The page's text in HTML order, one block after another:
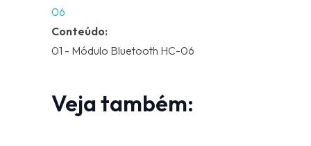
06
Conteúdo:
01 - Módulo Bluetooth HC-06
Veja também: